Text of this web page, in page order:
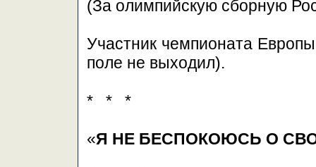
(За олимпийскую сборную
Участник чемпионата
поле не выходил).
* * *
«Я НЕ БЕСПОКОЮСЬ О